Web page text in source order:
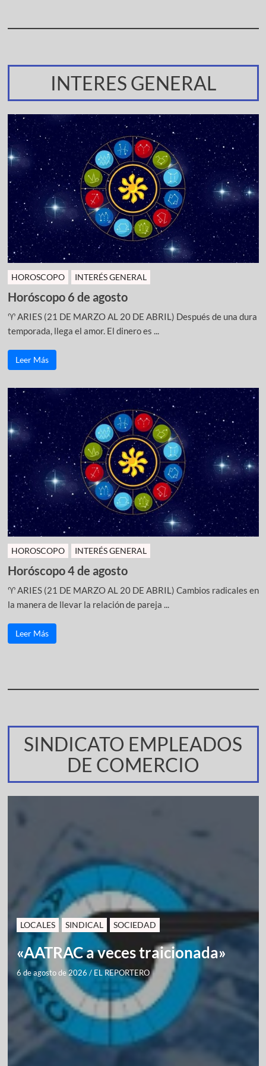
INTERES GENERAL
HOROSCOPO INTERÉS GENERAL
Horóscopo 6 de agosto
♈ ARIES (21 DE MARZO AL 20 DE ABRIL) Después de una dura
temporada, llega el amor. El dinero es ...
Leer Más
HOROSCOPO INTERÉS GENERAL
Horóscopo 4 de agosto
♈ ARIES (21 DE MARZO AL 20 DE ABRIL) Cambios radicales en
la manera de llevar la relación de pareja ...
Leer Más
SINDICATO EMPLEADOS
DE COMERCIO
LOCALES SINDICAL SOCIEDAD
«AATRAC a veces traicionada»
6 de agosto de 2026 / EL REPORTERO